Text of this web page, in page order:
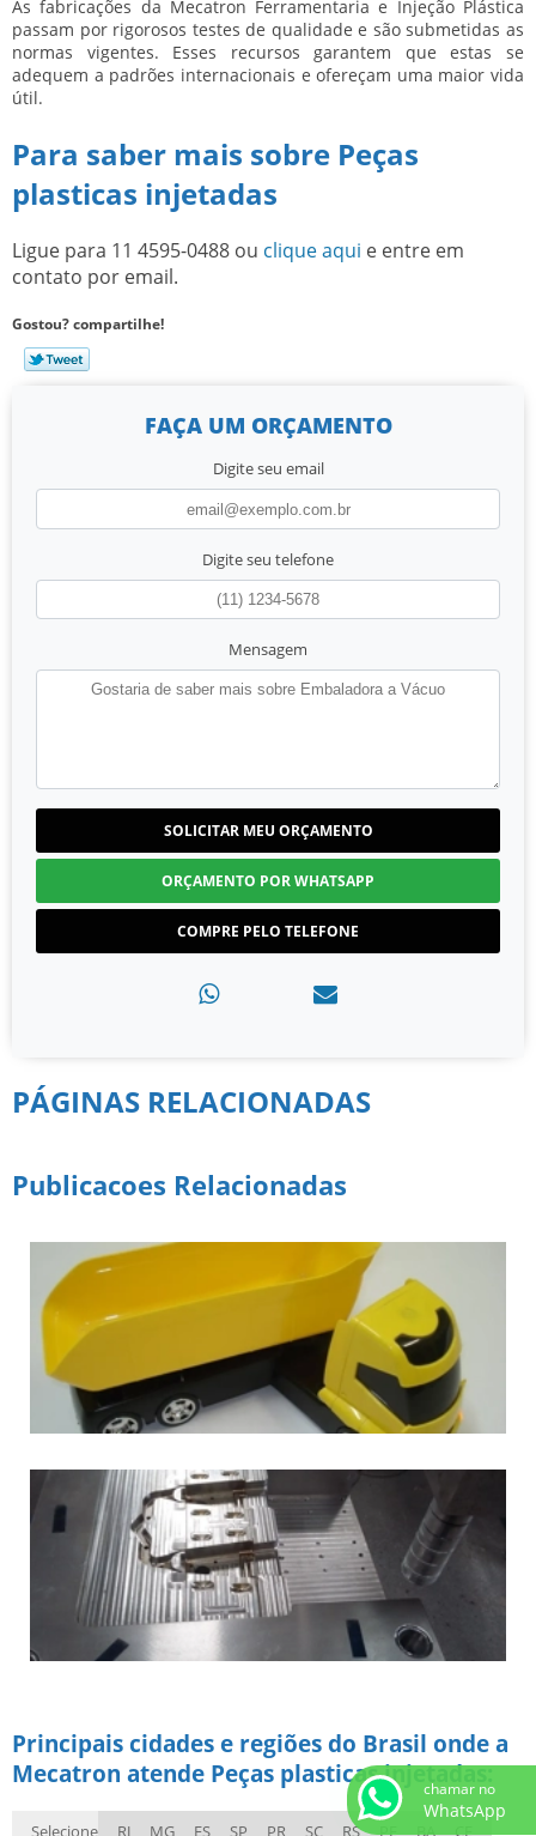
As fabricações da Mecatron Ferramentaria e Injeção Plástica
passam por rigorosos testes de qualidade e são submetidas as
normas vigentes. Esses recursos garantem que estas se
adequem a padrões internacionais e ofereçam uma maior vida
útil.
Para saber mais sobre Peças
plasticas injetadas
Ligue para 11 4595-0488 ou clique aqui e entre em
contato por email.
Gostou? compartilhe!
FAÇA UM ORÇAMENTO
Digite seu email
Digite seu telefone
Mensagem
SOLICITAR MEU ORÇAMENTO
ORÇAMENTO POR WHATSAPP
COMPRE PELO TELEFONE
PÁGINAS RELACIONADAS
Publicacoes Relacionadas
Principais cidades e regiões do Brasil onde a
Mecatron atende Peças plasticas injetadas:
Selecione RJ MG ES SP PR SC RS PE BA
CE
chamar no
WhatsApp